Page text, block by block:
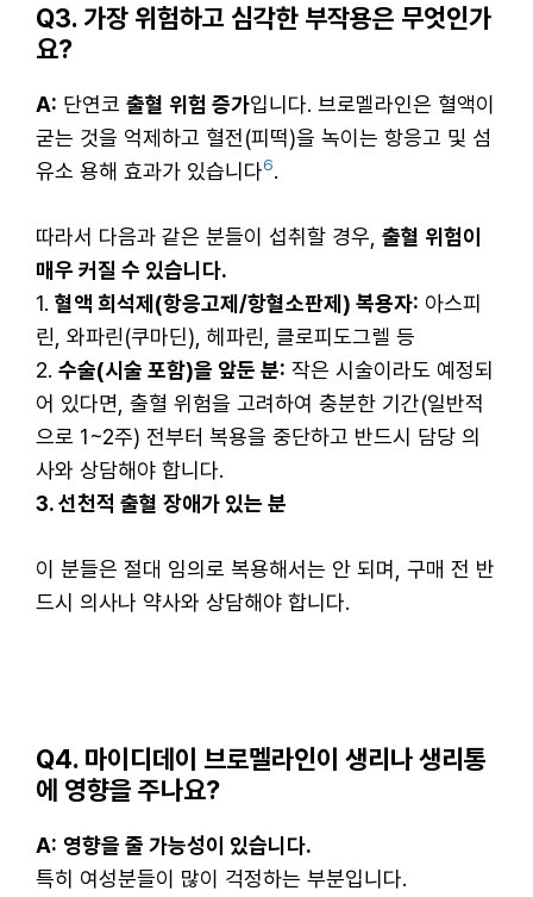
Q3. 가장 위험하고 심각한 부작용은 무엇인가
요?
A: 단연코 출혈 위험 증가입니다. 브로멜라인은 혈액이
굳는 것을 억제하고 혈전(피떡)을 녹이는 항응고 및 섬
유소 용해 효과가 있습니다6.
따라서 다음과 같은 분들이 섭취할 경우, 출혈 위험이
매우 커질 수 있습니다.
1. 혈액 희석제(항응고제/항혈소판제) 복용자: 아스피
린, 와파린(쿠마딘), 헤파린, 클로피도그렐 등
2. 수술(시술 포함)을 앞둔 분: 작은 시술이라도 예정되
어 있다면, 출혈 위험을 고려하여 충분한 기간(일반적
으로 1~2주) 전부터 복용을 중단하고 반드시 담당 의
사와 상담해야 합니다.
3. 선천적 출혈 장애가 있는 분
이 분들은 절대 임의로 복용해서는 안 되며, 구매 전 반
드시 의사나 약사와 상담해야 합니다.
Q4. 마이디데이 브로멜라인이 생리나 생리통
에 영향을 주나요?
A: 영향을 줄 가능성이 있습니다.
특히 여성분들이 많이 걱정하는 부분입니다.